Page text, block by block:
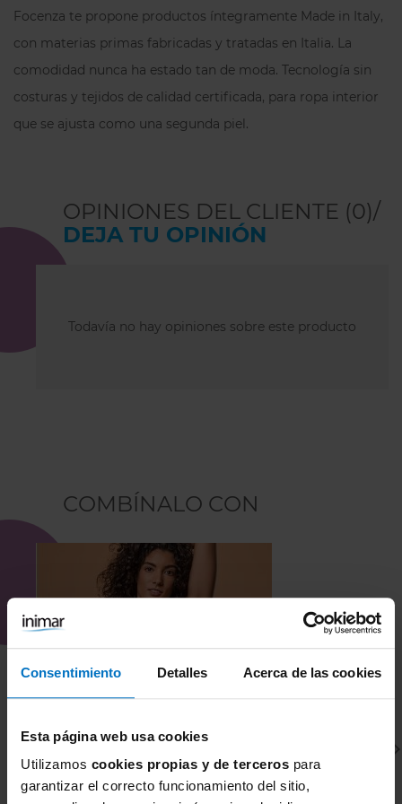
Consentimiento Detalles Acerca de las cookies
Esta página web usa cookies
Utilizamos cookies propias y de terceros para
garantizar el correcto funcionamiento del sitio,
Focenza te propone productos íntegramente Made in Italy,
con materias primas fabricadas y tratadas en Italia. La
comodidad nunca ha estado tan de moda. Tecnología sin
costuras y tejidos de calidad certificada, para ropa interior
que se ajusta como una segunda piel.
OPINIONES DEL CLIENTE (0)/
DEJA TU OPINIÓN
Todavía no hay opiniones sobre este producto
COMBÍNALO CON